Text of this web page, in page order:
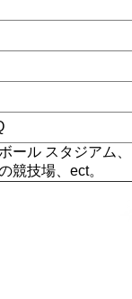
ール スタジアム、
競技場、ect。